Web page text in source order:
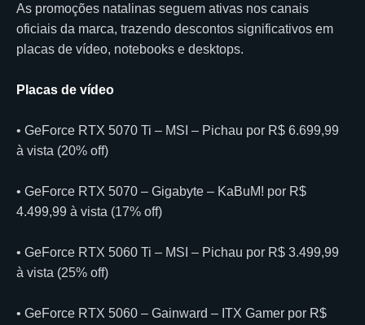
As promoções natalinas seguem ativas nos canais
oficiais da marca, trazendo descontos significativos em
placas de vídeo, notebooks e desktops.
Placas de vídeo
• GeForce RTX 5070 Ti – MSI – Pichau por R$ 6.699,99
à vista (20% off)
• GeForce RTX 5070 – Gigabyte – KaBuM! por R$
4.499,99 à vista (17% off)
• GeForce RTX 5060 Ti – MSI – Pichau por R$ 3.499,99
à vista (25% off)
• GeForce RTX 5060 – Gainward – ITX Gamer por R$